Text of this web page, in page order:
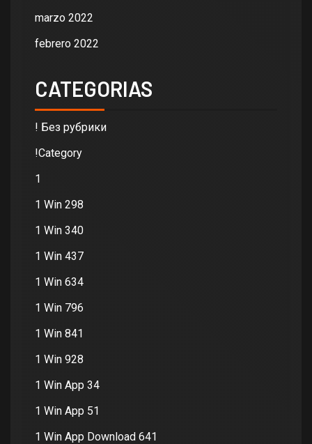
marzo 2022
febrero 2022
CATEGORIAS
! Без рубрики
!Category
1
1 Win 298
1 Win 340
1 Win 437
1 Win 634
1 Win 796
1 Win 841
1 Win 928
1 Win App 34
1 Win App 51
1 Win App Download 641